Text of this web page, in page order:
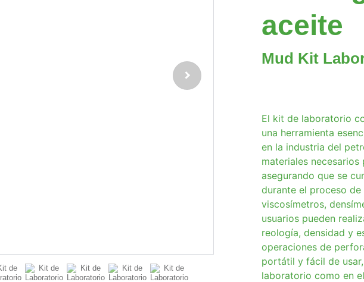
aceite
Mud Kit
El kit de laboratorio
una herramienta
en la industria del
materiales
asegurando que se
durante el proceso
viscosímetros,
usuarios pueden
reología, densidad y
operaciones de
portátil y fácil de
laboratorio como en